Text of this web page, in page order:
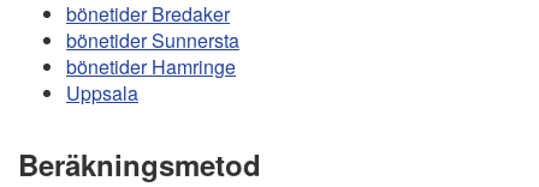
bönetider Bredaker
bönetider Sunnersta
bönetider Hamringe
Uppsala
Beräkningsmetod